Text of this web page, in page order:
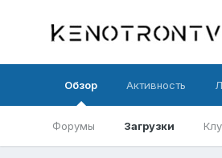
Обзор
Форумы Загрузки
Активность